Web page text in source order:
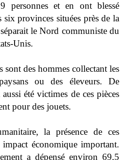
personnes et en ont blessé
six provinces situées près de la
le Nord communiste du
Unis.
sont des hommes collectant les
ou des éleveurs. De
été victimes de ces pièces
pour des jouets.
la présence de ces
économique important.
a dépensé environ 69,5